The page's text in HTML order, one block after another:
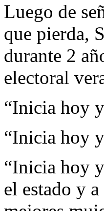
Luego de
que pierda,
durante 2
electoral
“Inicia hoy
“Inicia hoy
“Inicia hoy
el estado y